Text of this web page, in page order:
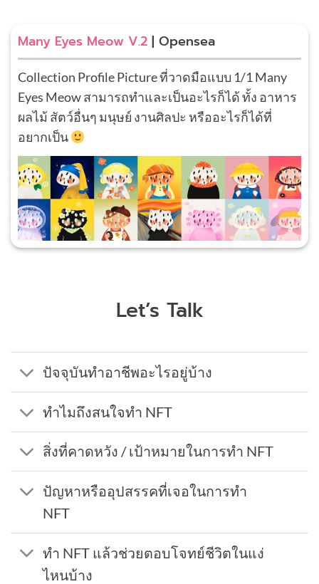
Many Eyes Meow V.2 | Opensea
Collection Profile Picture ที่วาดมือแบบ 1/1 Many
Eyes Meow สามารถทำและเป็นอะไรก็ได้ ทั้ง อาหาร
ผลไม้ สัตว์อื่นๆ มนุษย์ งานศิลปะ หรืออะไรก็ได้ที่
อยากเป็น
Let’s Talk
ปัจจุบันทำอาชีพอะไรอยู่บ้าง
ทำไมถึงสนใจทำ NFT
สิ่งที่คาดหวัง / เป้าหมายในการทำ NFT
ปัญหาหรืออุปสรรคที่เจอในการทำ
NFT
ทำ NFT แล้วช่วยตอบโจทย์ชีวิตในแง่
ไหนบ้าง